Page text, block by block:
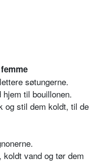
søtungerne.
til bouillonen.
og stil dem koldt, til de
vand og tør dem